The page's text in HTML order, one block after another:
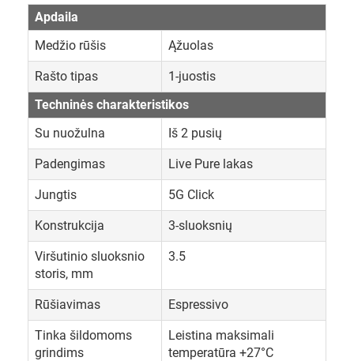
Apdaila
Medžio rūšis
Ąžuolas
Rašto tipas
1-juostis
Techninės charakteristikos
Su nuožulna
Iš 2 pusių
Padengimas Live Pure lakas
Jungtis 5G Click
Konstrukcija 3-sluoksnių
Viršutinio sluoksnio
storis, mm
3.5
Rūšiavimas Espressivo
Tinka šildomoms
grindims
Leistina maksimali
temperatūra +27°C